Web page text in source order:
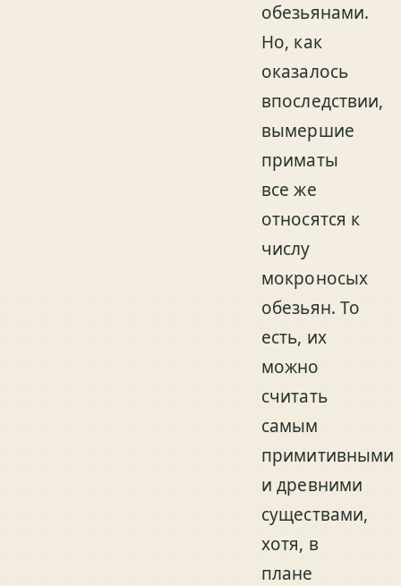
обезьянами.
Но, как
оказалось
впоследствии,
вымершие
приматы
все же
относятся к
числу
мокроносых
обезьян. То
есть, их
можно
считать
самым
примитивными
и древними
существами,
хотя, в
плане